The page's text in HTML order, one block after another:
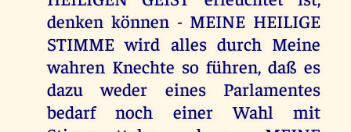
denken können - MEINE HEILIGE
STIMME wird alles durch Meine
wahren Knechte so führen, daß es
dazu weder eines Parlamentes
bedarf noch einer Wahl mit